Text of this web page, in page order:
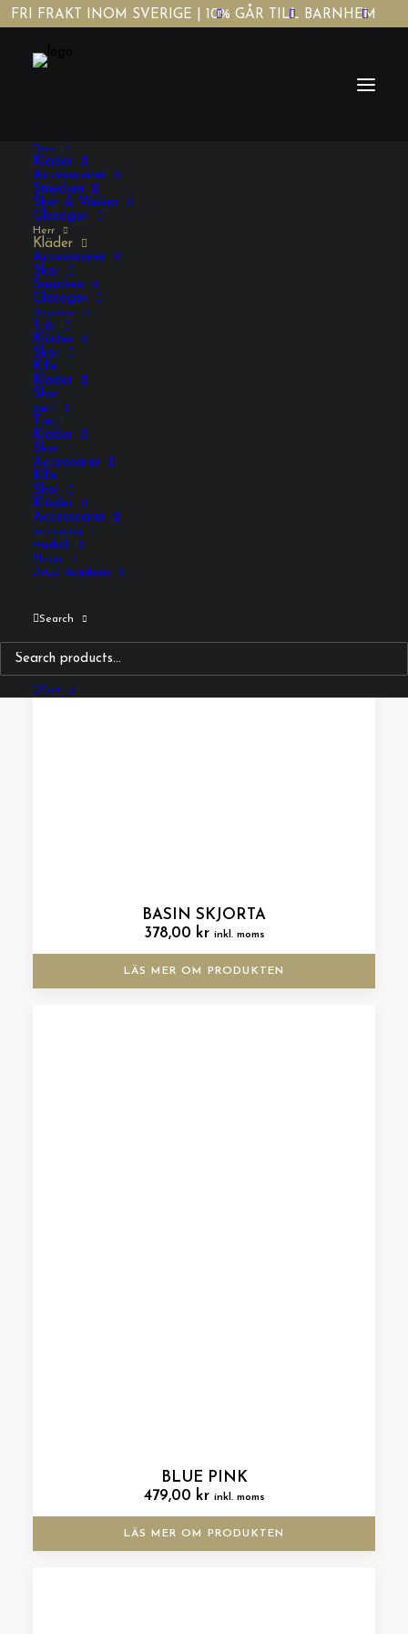
FRI FRAKT INOM SVERIGE | 10% GÅR TILL BARNHEM
Dam
Kläder
Accessoarer
Smycken
Skor & Väskor
Glasögon
Herr
Kläder
Accessoarer
Skor
Smycken
Glasögon
Ungdom
Tjej
Kläder
Skor
Kille
Kläder
Skor
Barn
Tjej
Kläder
Skor
Accesoarer
Kille
Skor
Kläder
Accessoarer
Inredning
Hushåll
Blogg
DrGD Academy
Search
Cart
Herr Kläder
BASIN SKJORTA
378,00 kr inkl. moms
LÄS MER OM PRODUKTEN
BLUE PINK
479,00 kr inkl. moms
LÄS MER OM PRODUKTEN